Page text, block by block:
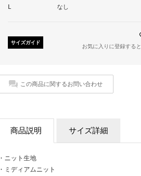
L なし
サイズガイド
お気に入りに登録すると
この商品に関するお問い合わせ
商品説明 サイズ詳細
・ニット生地
・ミディアムニット